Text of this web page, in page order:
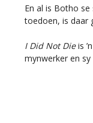
En al is Botho
toedoen, is daar
I Did Not Dieis
mynwerker en sy